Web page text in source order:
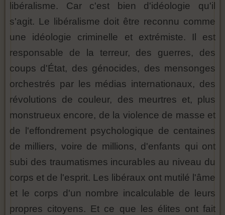
libéralisme. Car c'est bien d'idéologie qu'il
s'agit. Le libéralisme doit être reconnu comme
une idéologie criminelle et extrémiste. Il est
responsable de la terreur, des guerres, des
coups d'État, des génocides, des mensonges
orchestrés par les médias internationaux, des
révolutions de couleur, des meurtres et, plus
monstrueux encore, de la violence de masse et
de l'effondrement psychologique de centaines
de milliers, voire de millions, d'enfants qui ont
subi des traumatismes incurables au niveau du
corps et de l'esprit. Les libéraux ont mutilé l'âme
et le corps d'un nombre incalculable de leurs
propres citoyens. Et ce que les élites ont fait